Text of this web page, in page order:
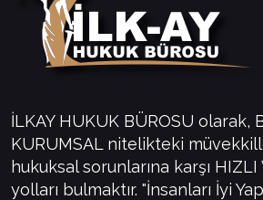
İLKAY HUKUK BÜROSU olarak,
KURUMSAL nitelikteki
hukuksal sorunlarına karşı HIZLI
yolları bulmaktır. "İnsanları İyi